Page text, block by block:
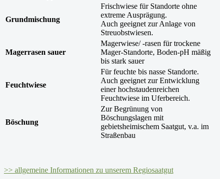
Grundmischung
Frischwiese für Standorte ohne
extreme Ausprägung.
Auch geeignet zur Anlage von
Streuobstwiesen.
Magerrasen sauer
Magerwiese/ -rasen für trockene
Mager-Standorte, Boden-pH mäßig
bis stark sauer
Feuchtwiese
Für feuchte bis nasse Standorte.
Auch geeignet zur Entwicklung
einer hochstaudenreichen
Feuchtwiese im Uferbereich.
Böschung
Zur Begrünung von
Böschungslagen mit
gebietsheimischem Saatgut, v.a. im
Straßenbau
>> allgemeine Informationen zu unserem Regiosaatgut